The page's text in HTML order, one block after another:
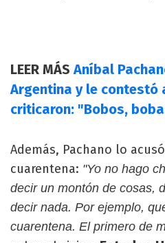
LEER MÁSAníbal
Argentina y le contestó
criticaron: "Bobos,
Además, Pachano lo
cuarentena: "Yo no hago
decir un montón de cosas,
decir nada. Por ejemplo,
cuarentena. El primero de